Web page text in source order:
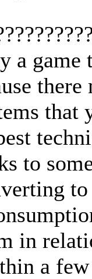
a
that
to
in
a